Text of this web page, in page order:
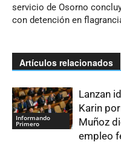
servicio de Osorno
con detención en
Artículos relacionados
Informando
Primero
Lanzan
Karin
Muñoz
empleo